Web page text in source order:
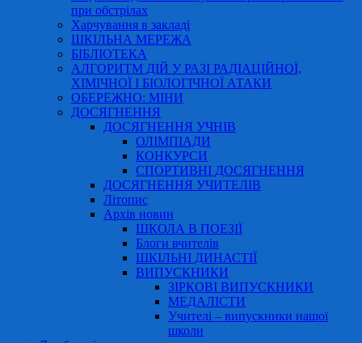
при обстрілах
Харчування в закладі
ШКІЛЬНА МЕРЕЖА
БІБЛІОТЕКА
АЛГОРИТМ ДІЙ У РАЗІ РАДІАЦІЙНОЇ,
ХІМІЧНОЇ І БІОЛОГІЧНОЇ АТАКИ
ОБЕРЕЖНО: МІНИ
ДОСЯГНЕННЯ
ДОСЯГНЕННЯ УЧНІВ
ОЛІМПІАДИ
КОНКУРСИ
СПОРТИВНІ ДОСЯГНЕННЯ
ДОСЯГНЕННЯ УЧИТЕЛІВ
Літопис
Архів новин
ШКОЛА В ПОЕЗІЇ
Блоги вчителів
ШКІЛЬНІ ДИНАСТІЇ
ВИПУСКНИКИ
ЗІРКОВІ ВИПУСКНИКИ
МЕДАЛІСТИ
Учителі – випускники нашої
школи